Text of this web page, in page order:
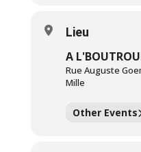
Lieu
A
Rue Auguste
Mille
Other Events